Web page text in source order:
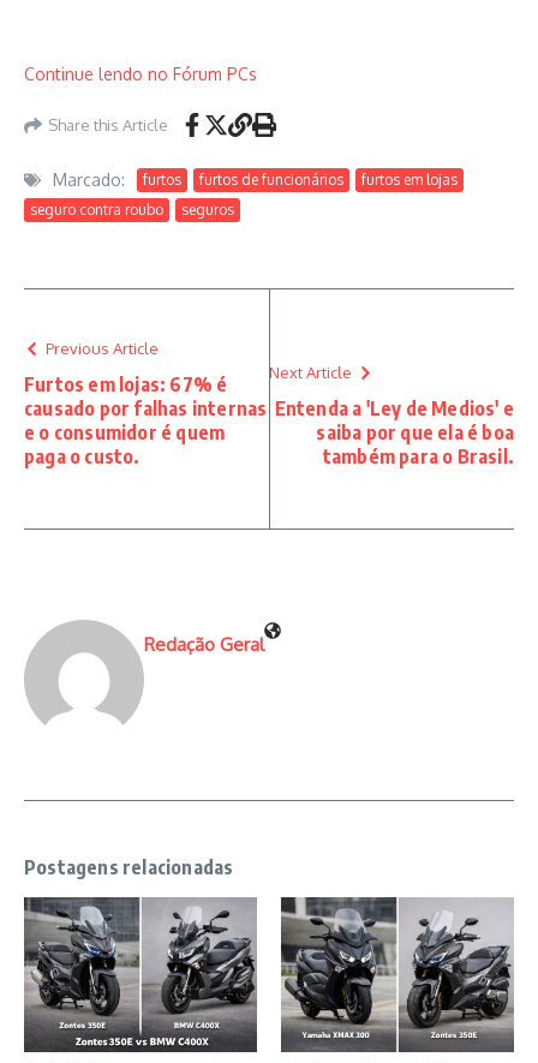
Continue lendo no Fórum PCs
Share this Article
Marcado: furtos furtos de funcionários
furtos em lojas
seguro contra roubo
seguros
Previous Article
Furtos em lojas: 67% é
causado por falhas internas
e o consumidor é quem
paga o custo.
Next Article
Entenda a 'Ley de Medios' e
saiba por que ela é boa
também para o Brasil.
Redação Geral
Postagens relacionadas